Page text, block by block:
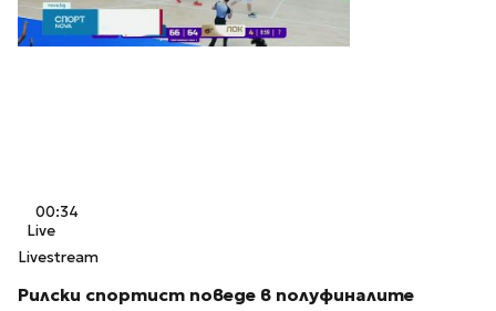
00:34
Live
Livestream
Рилски спортист поведе в полуфиналите